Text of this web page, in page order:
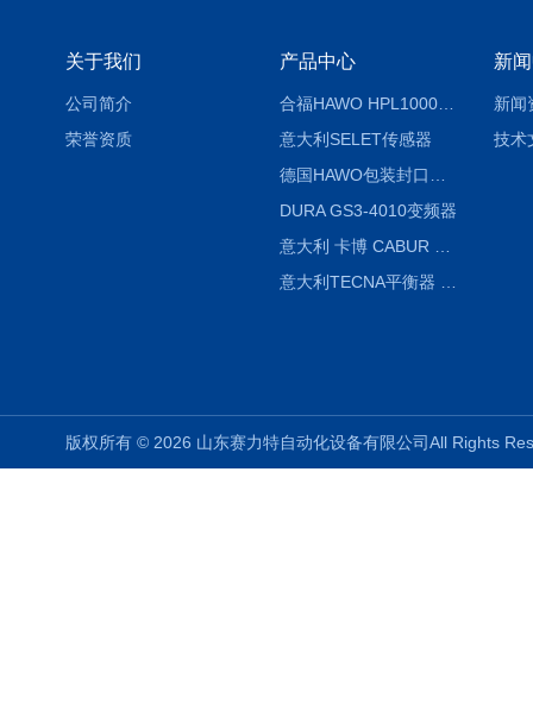
关于我们
公司简介
荣誉资质
产品中心
合福HAWO HPL1000AS封口机
意大利SELET传感器
DURA GS3-4010变频器
新
新闻
技术
版权所有 © 2026 山东赛力特自动化设备有限公司All Rights